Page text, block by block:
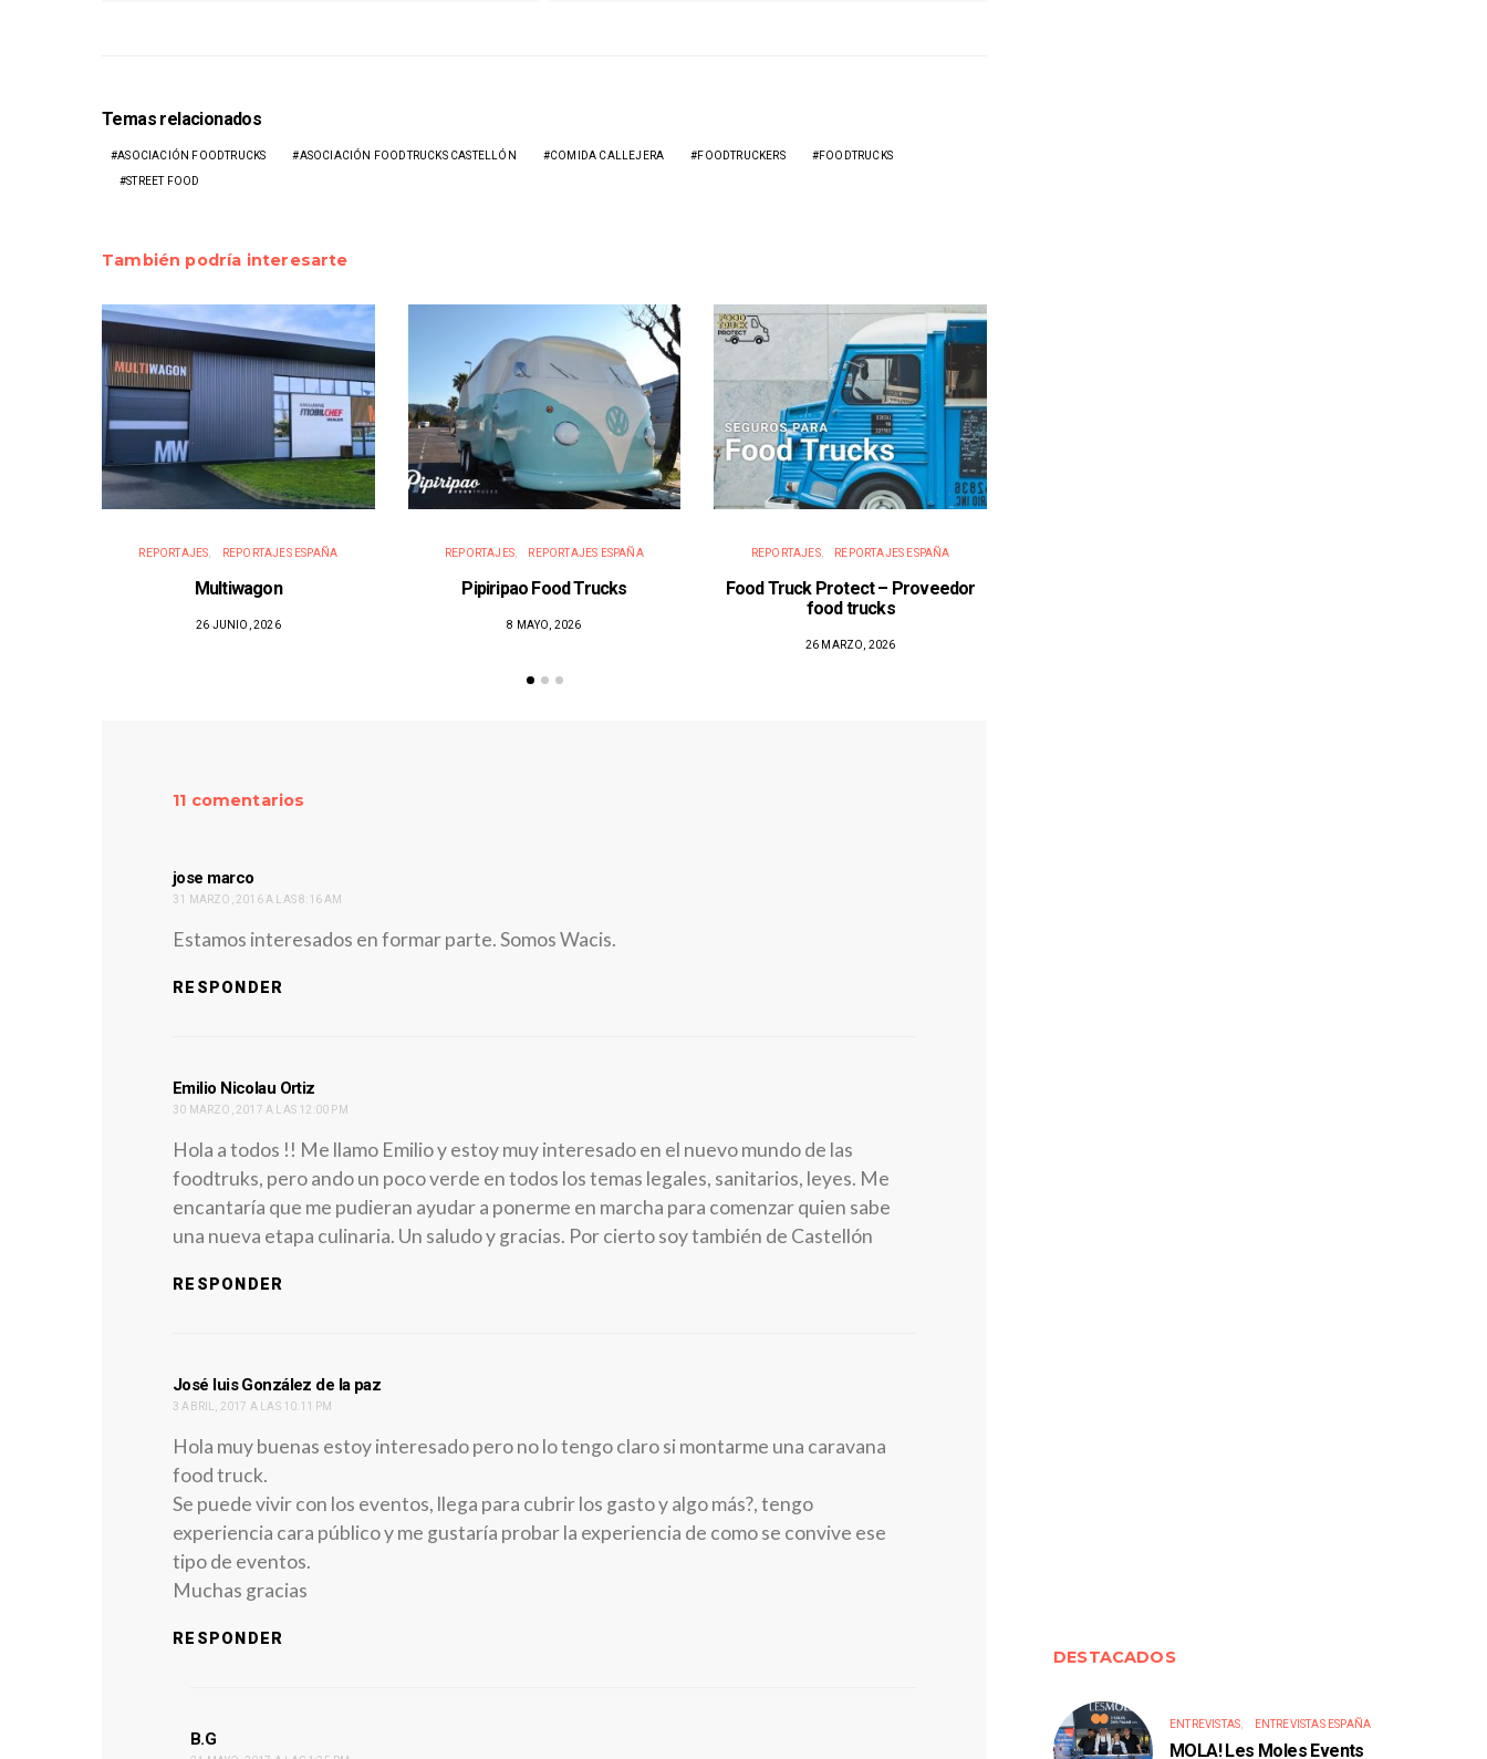
Temas relacionados
ASOCIACIÓN FOODTRUCKS ASOCIACIÓN FOODTRUCKS CASTELLÓN COMIDA CALLEJERA FOODTRUCKERS FOODTRUCKS
STREET FOOD
También podría interesarte
REPORTAJES REPORTAJES ESPAÑA
Multiwagon
26 JUNIO, 2026
REPORTAJES REPORTAJES ESPAÑA
Pipiripao Food Trucks
8 MAYO, 2026
REPORTAJES REPORTAJES ESPAÑA
Food Truck Protect – Proveedor
food trucks
26 MARZO, 2026
11 comentarios
jose marco
31 MARZO, 2016 A LAS 8:16 AM
Estamos interesados en formar parte. Somos Wacis.
RESPONDER
Emilio Nicolau Ortiz
30 MARZO, 2017 A LAS 12:00 PM
Hola a todos !! Me llamo Emilio y estoy muy interesado en el nuevo mundo de las
foodtruks, pero ando un poco verde en todos los temas legales, sanitarios, leyes. Me
encantaría que me pudieran ayudar a ponerme en marcha para comenzar quien sabe
una nueva etapa culinaria. Un saludo y gracias. Por cierto soy también de Castellón
RESPONDER
José luis González de la paz
3 ABRIL, 2017 A LAS 10:11 PM
Hola muy buenas estoy interesado pero no lo tengo claro si montarme una caravana
food truck.
Se puede vivir con los eventos, llega para cubrir los gasto y algo más?, tengo
experiencia cara público y me gustaría probar la experiencia de como se convive ese
tipo de eventos.
Muchas gracias
RESPONDER
B.G
DESTACADOS
ENTREVISTAS ENTREVISTAS ESPAÑA
MOLA! Les Moles Events